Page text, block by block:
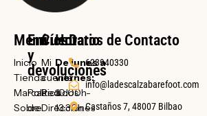
Menú
Inicio
Tienda
Marcas
Sobre
Envíos
y
devoluciones
Política
de
Cuenta
Mi
cuenta
Pedidos
Direcciones
Horario
De lunes a
viernes:
10:00h-
13:30h
Datos de Contacto
623940330
info@ladescalzabarefoot.com
Castaños 7, 48007 Bilbao